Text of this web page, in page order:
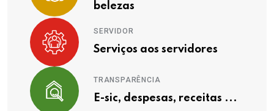
belezas
SERVIDOR
Serviços aos servidores
TRANSPARÊNCIA
E-sic, despesas, receitas ...